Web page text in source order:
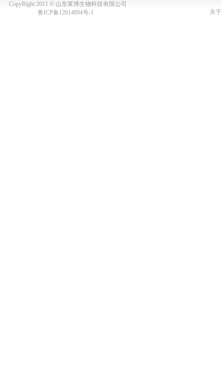
CopyRight 2011 © 山东莱博生物科技有限公司
鲁ICP备12014894号-1
关